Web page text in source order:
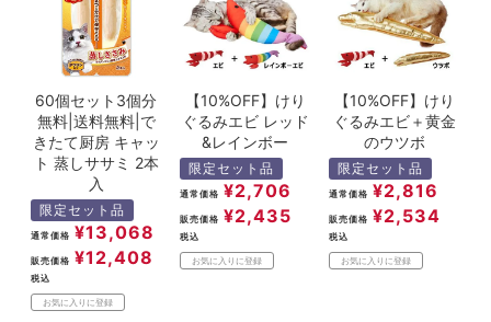
60個セット3個分
無料|送料無料|で
きたて厨房 キャッ
ト 蒸しササミ 2本
入
限定セット品
通常価格 ¥13,068
販売価格 ¥12,408
税込
お気に入りに登録
【10%OFF】けり
ぐるみエビ レッド
&レインボー
限定セット品
通常価格 ¥2,706
販売価格 ¥2,435
税込
お気に入りに登録
【10%OFF】けり
ぐるみエビ＋黄金
のウツボ
限定セット品
通常価格 ¥2,816
販売価格 ¥2,534
税込
お気に入りに登録